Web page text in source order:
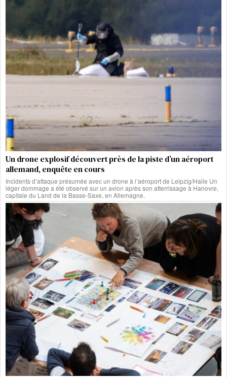
Un drone explosif découvert près de la piste d’un aéroport
allemand, enquête en cours
Incidents d’attaque présumée avec un drone à l’aéroport de Leipzig/Halle Un
léger dommage a été observé sur un avion après son atterrissage à Hanovre,
capitale du Land de la Basse-Saxe, en Allemagne.